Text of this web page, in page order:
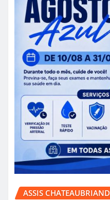
ASSIS CHATEAUBRIAND